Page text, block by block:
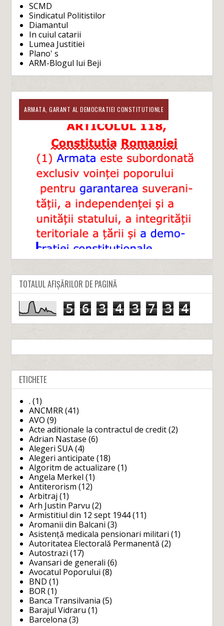
SCMD
Sindicatul Politistilor
Diamantul
In cuiul catarii
Lumea Justitiei
Plano' s
ARM-Blogul lui Beji
ARMATA, GARANT AL DEMOCRATIEI CONSTITUTIONLE
TOTALUL AFIȘĂRILOR DE PAGINĂ
5 6 3 4 3 7 3 4
ETICHETE
. (1)
ANCMRR (41)
AVO (9)
Acte aditionale la contractul de credit (2)
Adrian Nastase (6)
Alegeri SUA (4)
Alegeri anticipate (18)
Algoritm de actualizare (1)
Angela Merkel (1)
Antiterorism (12)
Arbitraj (1)
Arh Justin Parvu (2)
Armistitiul din 12 sept 1944(11)
Aromanii din Balcani (3)
Asistență medicala pensionari militari (1)
Autoritatea Electorală Permanentă (2)
Autostrazi (17)
Avansari de generali (6)
Avocatul Poporului (8)
BND (1)
BOR (1)
Banca Transilvania (5)
Barajul Vidraru (1)
Barcelona (3)